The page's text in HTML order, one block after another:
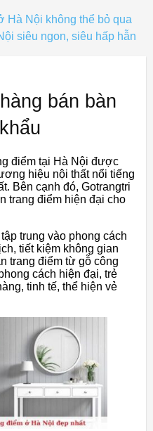
Hà Nội không thể bỏ qua
siêu ngon, siêu hấp hẫn
bán bàn
điểm tại Hà Nội được
hiệu nội thất nổi tiếng
Bên cạnh đó, Gotrangtri
trang điểm hiện đại cho
trung vào phong cách
tiết kiệm không gian
trang điểm từ gỗ công
cách hiện đại, trẻ
tinh tế, thể hiện vẻ